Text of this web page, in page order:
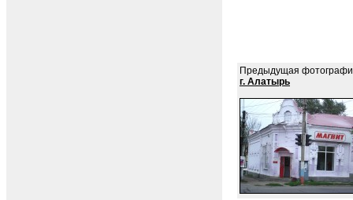
Предыдущая
г. Алатырь